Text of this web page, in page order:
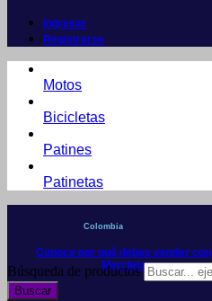
Ingresar
Registrarse
Motos
Bicicletas
Patines
Patinetas
Colombia
Conoce por qué debes vender con
Mercleta
Búsqueda de productos
Buscar